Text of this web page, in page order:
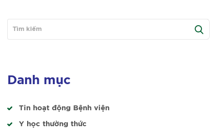
Danh mục
Tin hoạt động Bệnh viện
Y học thường thức